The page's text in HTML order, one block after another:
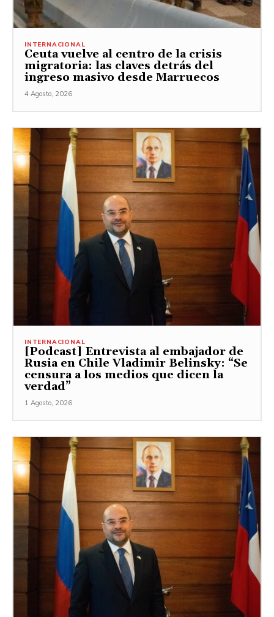
INTERNACIONAL
Ceuta vuelve al centro de la crisis
migratoria: las claves detrás del
ingreso masivo desde Marruecos
4 Agosto, 2026
INTERNACIONAL
[Podcast] Entrevista al embajador de
Rusia en Chile Vladimir Belinsky: “Se
censura a los medios que dicen la
verdad”
1 Agosto, 2026